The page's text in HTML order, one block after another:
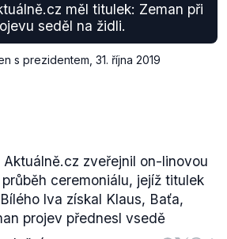
měl titulek: Zeman při
seděl na židli.
s prezidentem 31. října 2019
zveřejnil on-linovou
ceremoniálu, jejíž titulek
lva získal Klaus, Baťa,
projev přednesl vsedě